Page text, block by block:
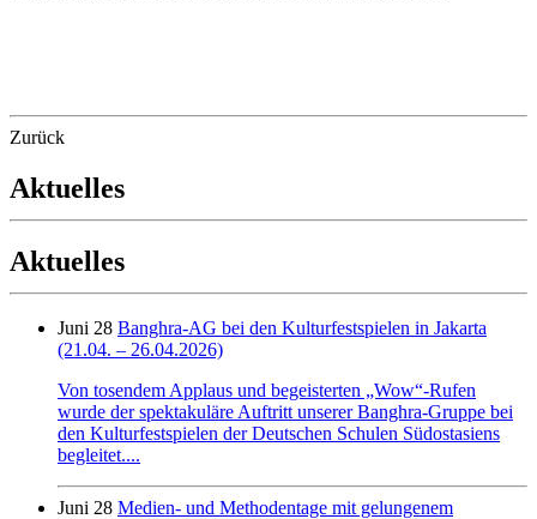
Zurück
Aktuelles
Aktuelles
Juni 28 Banghra-AG bei den Kulturfestspielen in Jakarta
(21.04. – 26.04.2026)
Von tosendem Applaus und begeisterten „Wow“-Rufen
wurde der spektakuläre Auftritt unserer Banghra-Gruppe bei
den Kulturfestspielen der Deutschen Schulen Südostasiens
begleitet....
Juni 28 Medien- und Methodentage mit gelungenem